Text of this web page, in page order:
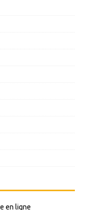
en ligne